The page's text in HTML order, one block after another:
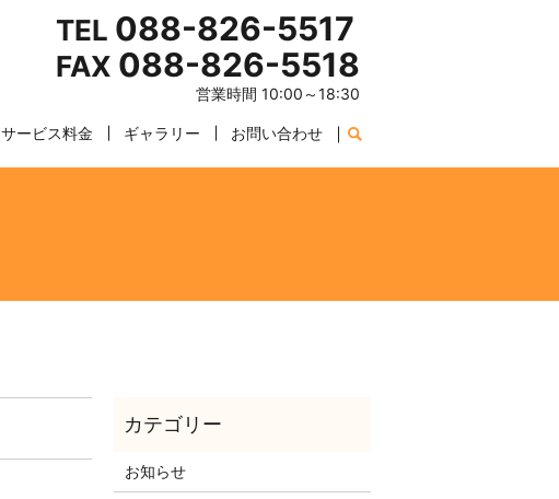
TEL 088-826-5517
FAX 088-826-5518
営業時間 10:00～18:30
サービス料金 ギャラリー お問い合わせ
お知らせ